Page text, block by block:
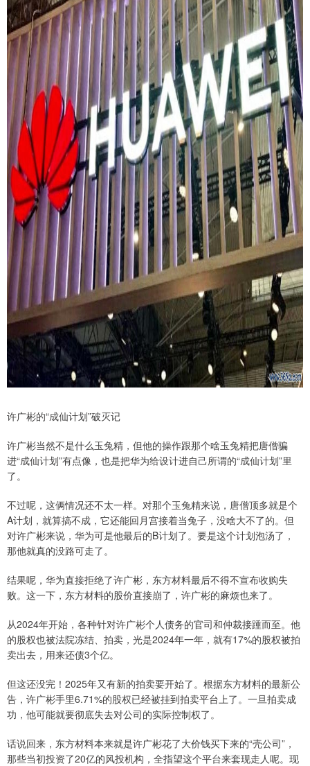
许广彬的“成仙计划”破灭记
许广彬当然不是什么玉兔精，但他的操作跟那个啥玉兔精把唐僧骗
进“成仙计划”有点像，也是把华为给设计进自己所谓的“成仙计划”里
了。
不过呢，这俩情况还不太一样。对那个玉兔精来说，唐僧顶多就是个
A计划，就算搞不成，它还能回月宫接着当兔子，没啥大不了的。但
对许广彬来说，华为可是他最后的B计划了。要是这个计划泡汤了，
那他就真的没路可走了。
结果呢，华为直接拒绝了许广彬，东方材料最后不得不宣布收购失
败。这一下，东方材料的股价直接崩了，许广彬的麻烦也来了。
从2024年开始，各种针对许广彬个人债务的官司和仲裁接踵而至。他
的股权也被法院冻结、拍卖，光是2024年一年，就有17%的股权被拍
卖出去，用来还债3个亿。
但这还没完！2025年又有新的拍卖要开始了。根据东方材料的最新公
告，许广彬手里6.71%的股权已经被挂到拍卖平台上了。一旦拍卖成
功，他可能就要彻底失去对公司的实际控制权了。
话说回来，东方材料本来就是许广彬花了大价钱买下来的“壳公司”，
那些当初投资了20亿的风投机构，全指望这个平台来套现走人呢。现